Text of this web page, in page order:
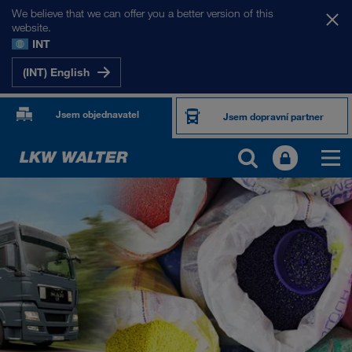
We believe that we can offer you a better version of this
website.
INT
(INT) English
Jsem objednavatel Jsem dopravní partner
PRODUKTY A SLUŽBY
Silniční doprava
Digitální řešení
Kombinovaná doprava